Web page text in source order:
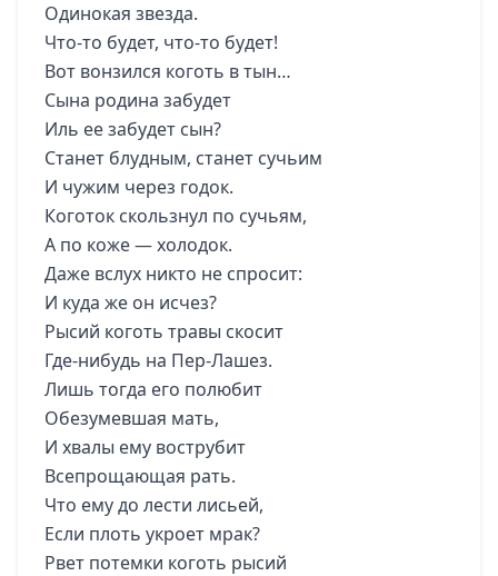
Одинокая звезда.
Что-то будет, что-то будет!
Вот вонзился коготь в тын…
Сына родина забудет
Иль ее забудет сын?
Станет блудным, станет сучьим
И чужим через годок.
Коготок скользнул по сучьям,
А по коже — холодок.
Даже вслух никто не спросит:
И куда же он исчез?
Рысий коготь травы скосит
Где-нибудь на Пер-Лашез.
Лишь тогда его полюбит
Обезумевшая мать,
И хвалы ему вострубит
Всепрощающая рать.
Что ему до лести лисьей,
Если плоть укроет мрак?
Рвет потемки коготь рысий